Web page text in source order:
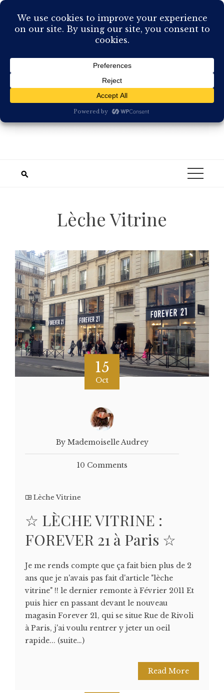
Skip
content
Lèche Vitrine
15
Oct
By Mademoiselle Audrey
10 Comments
Lèche Vitrine
☆ LÈCHE VITRINE :
FOREVER 21 à Paris ☆
Je me rends compte que ça fait bien plus de 2
ans que je n'avais pas fait d'article "lèche
vitrine" !! le dernier remonte à Février 2011 Et
puis hier en passant devant le nouveau
magasin Forever 21, qui se situe Rue de Rivoli
à Paris, j'ai voulu rentrer y jeter un oeil
rapide... (suite…)
Read More